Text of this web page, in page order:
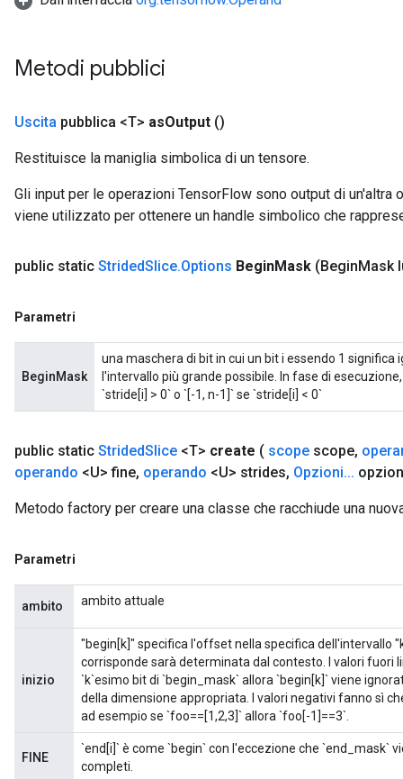
Metodi pubblici
Uscita pubblica <T> asOutput ()
Restituisce la maniglia simbolica di un tensore.
Gli input per le operazioni TensorFlow sono output di un'altra
viene utilizzato per ottenere un handle simbolico che
public static StridedSlice.Options BeginMask (BeginMask
Parametri
BeginMask
una maschera di bit in cui un bit i essendo 1
l'intervallo più grande possibile. In fase di
`stride[i] > 0` o `[-1, n-1]` se `stride[i] < 0`
public static StridedSlice <T> create ( scope scope,
operando <U> fine, operando <U> strides, Opzioni...
Metodo factory per creare una classe che racchiude una
Parametri
ambito ambito attuale
inizio
"begin[k]" specifica l'offset nella specifica dell'intervallo
corrisponde sarà determinata dal contesto. I valori fuori
`k`esimo bit di `begin_mask` allora `begin[k]` viene
della dimensione appropriata. I valori negativi fanno sì
ad esempio se `foo==[1,2,3]` allora `foo[-1]==3`.
FINE
`end[i]` è come `begin` con l'eccezione che `end_mask`
completi.